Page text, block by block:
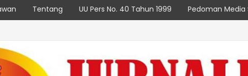
Tentang UU Pers No. 40 Tahun 1999 Pedoman Media
15 PK: Satukan Semangat dan Kebersamaan